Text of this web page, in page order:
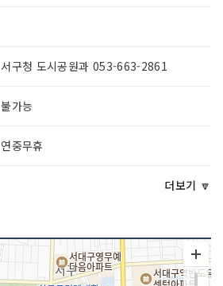
서구청 도시공원과 053-663-2861
불가능
연중무휴
더보기 🔽